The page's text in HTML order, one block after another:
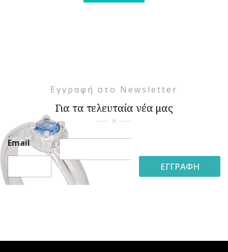
Εγγραφή στο Newsletter
Για τα τελευταία νέα μας
Email
E
m
a
i
ΕΓΓΡΑΦΗ